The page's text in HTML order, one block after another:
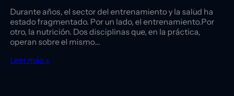
Durante años, el sector del entrenamiento y la salud ha
estado fragmentado. Por un lado, el entrenamiento.Por
otro, la nutrición. Dos disciplinas que, en la práctica,
operan sobre el mismo…
Leer más »